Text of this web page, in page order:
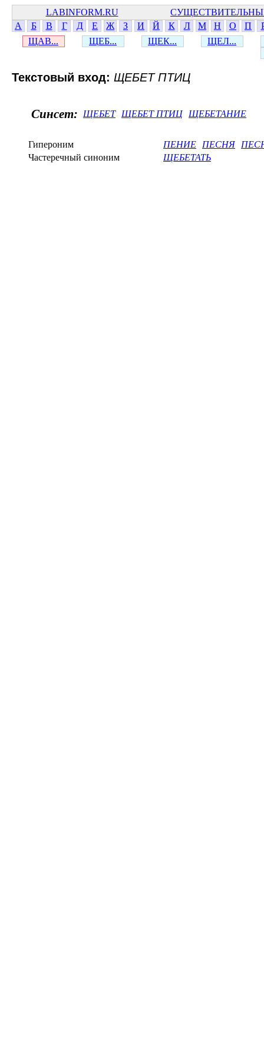
LABINFORM.RU
А
Б В Г Д Е Ж З И Й К Л М Н О П
ЩАВ...
ЩЕБ... ЩЕК... ЩЕЛ...
Текстовый вход: ЩЕБЕТ ПТИЦ
Синсет: ЩЕБЕТ ЩЕБЕТ ПТИЦ ЩЕБЕТАНИЕ
Гипероним ПЕНИЕ ПЕСНЯ
Частеречный синоним
ЩЕБЕТАТЬ